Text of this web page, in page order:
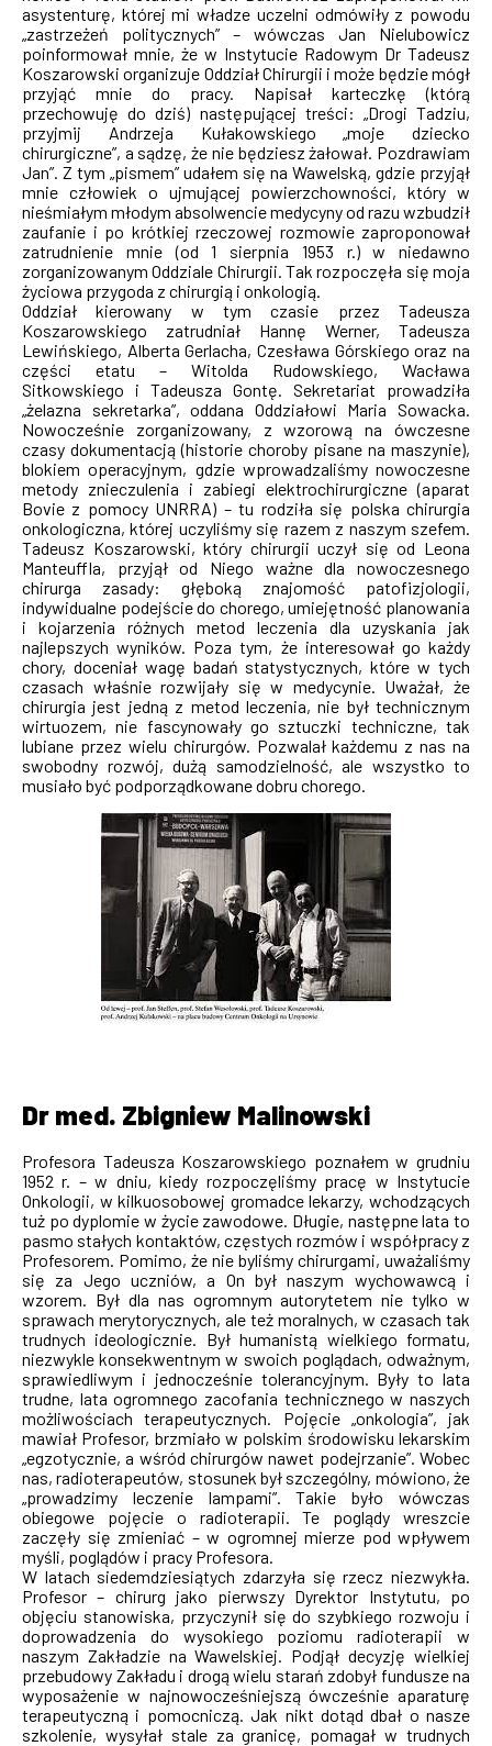
asystenturę, której mi władze uczelni odmówiły z powodu
„zastrzeżeń politycznych” – wówczas Jan Nielubowicz
poinformował mnie, że w Instytucie Radowym Dr Tadeusz
Koszarowski organizuje Oddział Chirurgii i może będzie mógł
przyjąć mnie do pracy. Napisał karteczkę (którą
przechowuję do dziś) następującej treści: „Drogi Tadziu,
przyjmij Andrzeja Kułakowskiego „moje dziecko
chirurgiczne”, a sądzę, że nie będziesz żałował. Pozdrawiam
Jan”. Z tym „pismem” udałem się na Wawelską, gdzie przyjął
mnie człowiek o ujmującej powierzchowności, który w
nieśmiałym młodym absolwencie medycyny od razu wzbudził
zaufanie i po krótkiej rzeczowej rozmowie zaproponował
zatrudnienie mnie (od 1 sierpnia 1953 r.) w niedawno
zorganizowanym Oddziale Chirurgii. Tak rozpoczęła się moja
życiowa przygoda z chirurgią i onkologią.
Oddział kierowany w tym czasie przez Tadeusza
Koszarowskiego zatrudniał Hannę Werner, Tadeusza
Lewińskiego, Alberta Gerlacha, Czesława Górskiego oraz na
części etatu – Witolda Rudowskiego, Wacława
Sitkowskiego i Tadeusza Gontę. Sekretariat prowadziła
„żelazna sekretarka”, oddana Oddziałowi Maria Sowacka.
Nowocześnie zorganizowany, z wzorową na ówczesne
czasy dokumentacją (historie choroby pisane na maszynie),
blokiem operacyjnym, gdzie wprowadzaliśmy nowoczesne
metody znieczulenia i zabiegi elektrochirurgiczne (aparat
Bovie z pomocy UNRRA) – tu rodziła się polska chirurgia
onkologiczna, której uczyliśmy się razem z naszym szefem.
Tadeusz Koszarowski, który chirurgii uczył się od Leona
Manteuffla, przyjął od Niego ważne dla nowoczesnego
chirurga zasady: głęboką znajomość patofizjologii,
indywidualne podejście do chorego, umiejętność planowania
i kojarzenia różnych metod leczenia dla uzyskania jak
najlepszych wyników. Poza tym, że interesował go każdy
chory, doceniał wagę badań statystycznych, które w tych
czasach właśnie rozwijały się w medycynie. Uważał, że
chirurgia jest jedną z metod leczenia, nie był technicznym
wirtuozem, nie fascynowały go sztuczki techniczne, tak
lubiane przez wielu chirurgów. Pozwalał każdemu z nas na
swobodny rozwój, dużą samodzielność, ale wszystko to
musiało być podporządkowane dobru chorego.
Dr med. Zbigniew Malinowski
Profesora Tadeusza Koszarowskiego poznałem w grudniu
1952 r. – w dniu, kiedy rozpoczęliśmy pracę w Instytucie
Onkologii, w kilkuosobowej gromadce lekarzy, wchodzących
tuż po dyplomie w życie zawodowe. Długie, następne lata to
pasmo stałych kontaktów, częstych rozmów i współpracy z
Profesorem. Pomimo, że nie byliśmy chirurgami, uważaliśmy
się za Jego uczniów, a On był naszym wychowawcą i
wzorem. Był dla nas ogromnym autorytetem nie tylko w
sprawach merytorycznych, ale też moralnych, w czasach tak
trudnych ideologicznie. Był humanistą wielkiego formatu,
niezwykle konsekwentnym w swoich poglądach, odważnym,
sprawiedliwym i jednocześnie tolerancyjnym. Były to lata
trudne, lata ogromnego zacofania technicznego w naszych
możliwościach terapeutycznych. Pojęcie „onkologia”, jak
mawiał Profesor, brzmiało w polskim środowisku lekarskim
„egzotycznie, a wśród chirurgów nawet podejrzanie”. Wobec
nas, radioterapeutów, stosunek był szczególny, mówiono, że
„prowadzimy leczenie lampami”. Takie było wówczas
obiegowe pojęcie o radioterapii. Te poglądy wreszcie
zaczęły się zmieniać – w ogromnej mierze pod wpływem
myśli, poglądów i pracy Profesora.
W latach siedemdziesiątych zdarzyła się rzecz niezwykła.
Profesor – chirurg jako pierwszy Dyrektor Instytutu, po
objęciu stanowiska, przyczynił się do szybkiego rozwoju i
doprowadzenia do wysokiego poziomu radioterapii w
naszym Zakładzie na Wawelskiej. Podjął decyzję wielkiej
przebudowy Zakładu i drogą wielu starań zdobył fundusze na
wyposażenie w najnowocześniejszą ówcześnie aparaturę
terapeutyczną i pomocniczą. Jak nikt dotąd dbał o nasze
szkolenie, wysyłał stale za granicę, pomagał w trudnych